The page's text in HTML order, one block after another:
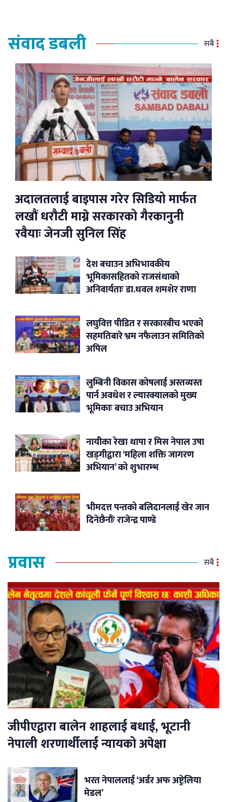
संवाद डबली सबै
अदालतलाई बाइपास गरेर सिडियो मार्फत
लखौं धरौटी माग्ने सरकारको गैरकानुनी
रवैयाः जेनजी सुनिल सिंह
देश बचाउन अभिभावकीय
भूमिकासहितको राजसंथाको
अनिवार्यताः डा.धवल शमशेर राणा
लघुवित्त पीडित र सरकारबीच भएको
सहमतिबारे भ्रम नफैलाउन समितिको
अपिल
लुम्बिनी विकास कोषलाई अस्तव्यस्त
पार्न अवधेश र ल्यारक्यालको मुख्य
भूमिकाः बचाउ अभियान
नायीका रेखा थापा र मिस नेपाल उषा
खड्गीद्वारा ‘महिला शक्ति जागरण
अभियान’ को शुभारम्भ
भीमदत्त पन्तको बलिदानलाई खेर जान
दिनेछैनौंः राजेन्द्र पाण्डे
प्रवास सबै
जीपीएद्वारा बालेन शाहलाई बधाई, भूटानी
नेपाली शरणार्थीलाई न्यायको अपेक्षा
भरत नेपाललाई ‘अर्डर अफ अष्ट्रेलिया
मेडल’